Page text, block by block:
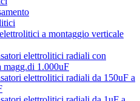
a montaggio verticale
elettrolitici radiali con
magg.di 1.000uF
elettrolitici radiali da 150uF a